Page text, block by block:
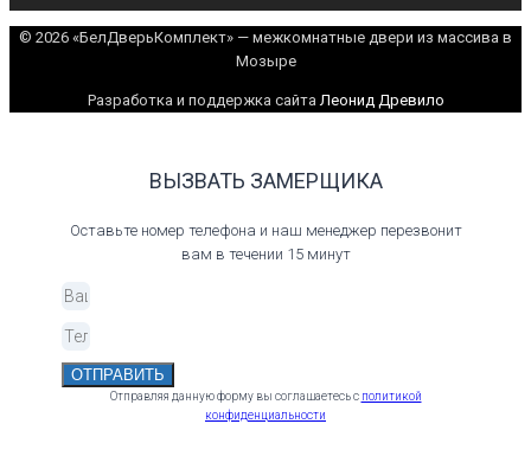
© 2026 «БелДверьКомплект» — межкомнатные двери из массива в
Мозыре
Разработка и поддержка сайта Леонид Древило
ВЫЗВАТЬ ЗАМЕРЩИКА
Оставьте номер телефона и наш менеджер перезвонит
вам в течении 15 минут
ОТПРАВИТЬ
Отправляя данную форму вы соглашаетесь с политикой
конфиденциальности